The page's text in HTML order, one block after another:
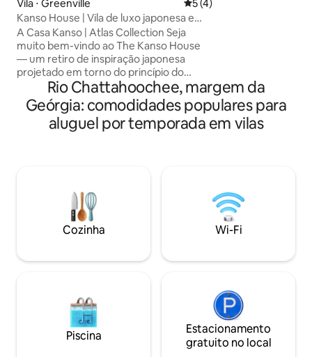
Vila ⋅ Greenville 5 de uma avaliação média
5 (4)
Kanso House | Vila de luxo japonesa e
banheira de hidromassagem
A Casa Kanso | Atlas Collection Seja
muito bem-vindo ao The Kanso House
— um retiro de inspiração japonesa
projetado em torno do princípio do
kanso — a beleza da simplicidade.
Acorde lentamente com a suave luz da
manhã se infiltrando enquanto você
toma café (ou chá) com vista para um
para um descanso profundo e
recuperação. Parte da Atlas Collection
— acomodações inspiradas
globalmente, projetadas para quem
piscina, doca,
quintal cercado
Rio Chattahoochee, margem da
Geórgia: comodidades populares para
aluguel por temporada em vilas
Cozinha Wi-Fi
Piscina
Estacionamento
gratuito no local